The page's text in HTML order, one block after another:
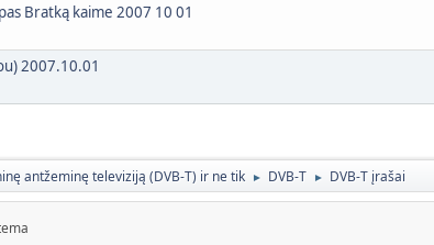
Bratką kaime 2007 10 01
2007.10.01
antžeminę televiziją (DVB-T) ir ne tik ► DVB-T ► DVB-T įrašai